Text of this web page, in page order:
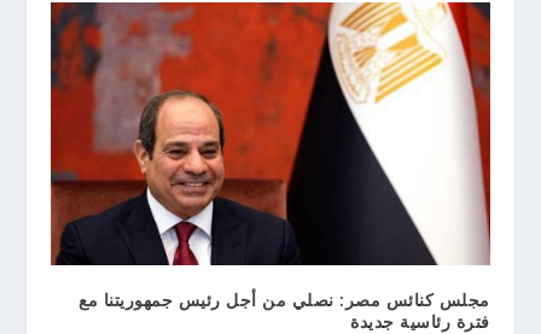
مجلس كنائس مصر: نصلي من أجل رئيس جمهوريتنا مع
فترة رئاسية جديدة